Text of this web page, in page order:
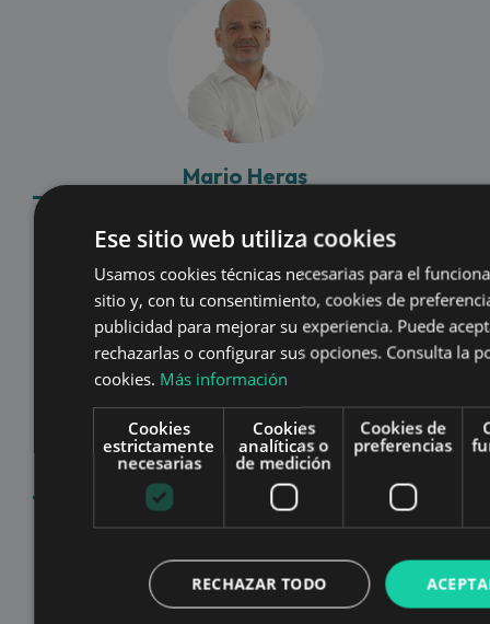
Mario Heras
Ana Sánchez
Transformación
Ese sitio web utiliza cookies
Usamos cookies técnicas necesarias para el
sitio y, con tu consentimiento, cookies de
publicidad para mejorar su experiencia. Puede
rechazarlas o configurar sus opciones. Consulta la
cookies. Más información
Cookies
estrictamente
necesarias
Cookies
analíticas o
de medición
Cookies de
preferencias
RECHAZAR TODO